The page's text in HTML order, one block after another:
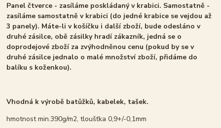
Panel čtverce - zasíláme poskládaný v krabici. Samostatně -
zasíláme samostatně v krabici (do jedné krabice se vejdou až
3 panely). Máte-li v košíčku i další zboží, bude odesláno v
druhé zásilce, obě zásilky hradí zákazník, jedná se o
doprodejové zboží za zvýhodněnou cenu (pokud by se v
druhé zásilce jednalo o malé množství zboží, přidáme do
balíku s koženkou).
Vhodná k výrobě batůžků, kabelek, tašek.
hmotnost min.390g/m2, tloušťka 0,9+/-0,1mm